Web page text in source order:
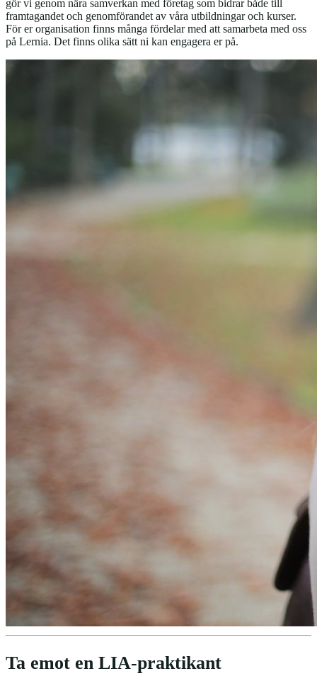
gör vi genom nära samverkan med företag som bidrar både till
framtagandet och genomförandet av våra utbildningar och kurser.
För er organisation finns många fördelar med att samarbeta med oss
på Lernia. Det finns olika sätt ni kan engagera er på.
Ta emot en LIA-praktikant